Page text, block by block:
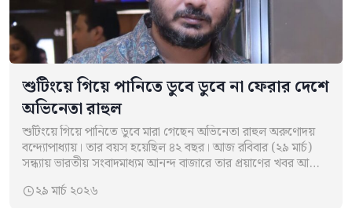
শুটিংয়ে গিয়ে পানিতে ডুবে ডুবে না ফেরার দেশে
অভিনেতা রাহুল
শুটিংয়ে গিয়ে পানিতে ডুবে মারা গেছেন অভিনেতা রাহুল অরুণোদয়
বন্দ্যোপাধ্যায়। তার বয়স হয়েছিল ৪২ বছর। আজ রবিবার (২৯ মার্চ)
সন্ধ্যায় ভারতীয় সংবাদমাধ্যম আনন্দ বাজারে তার প্রয়াণের খবর আসে।
জানা গেছে,…
২৯ মার্চ ২০২৬